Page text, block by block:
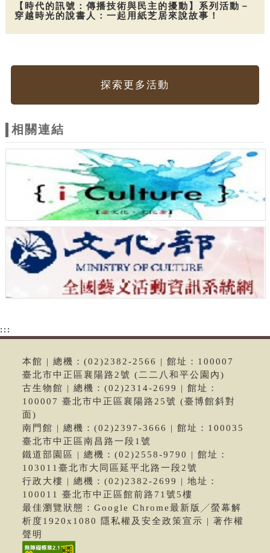
【時代的訊號：傳播技術與民主的擾動】系列活動－
穿越時光的說書人：一起用紙芝居來說故事！
探索更多活動
相關連結
:::
本館 | 總機：(02)2382-2566 | 館址：100007
臺北市中正區襄陽路2號 (二二八和平公園內)
古生物館 | 總機：(02)2314-2699 | 館址：
100007 臺北市中正區襄陽路25號 (臺博館斜對
面)
南門館 | 總機：(02)2397-3666 | 館址：100035
臺北市中正區南昌路一段1號
鐵道部園區 | 總機：(02)2558-9790 | 館址：
103011臺北市大同區延平北路一段2號
行政大樓 | 總機：(02)2382-2699 | 地址：
100011 臺北市中正區館前路71號5樓
最佳瀏覽狀態：Google Chrome最新版╱螢幕解
析度1920x1080 隱私權及安全政策宣示 | 著作權
聲明